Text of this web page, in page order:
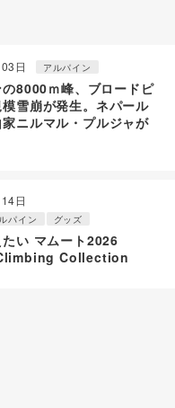
日 アルパイン
8000ｍ峰、ブロードピ
雪崩が発生。ネパール
ニルマル・プルジャが
日
パイン グッズ
い マムート2026
Collection